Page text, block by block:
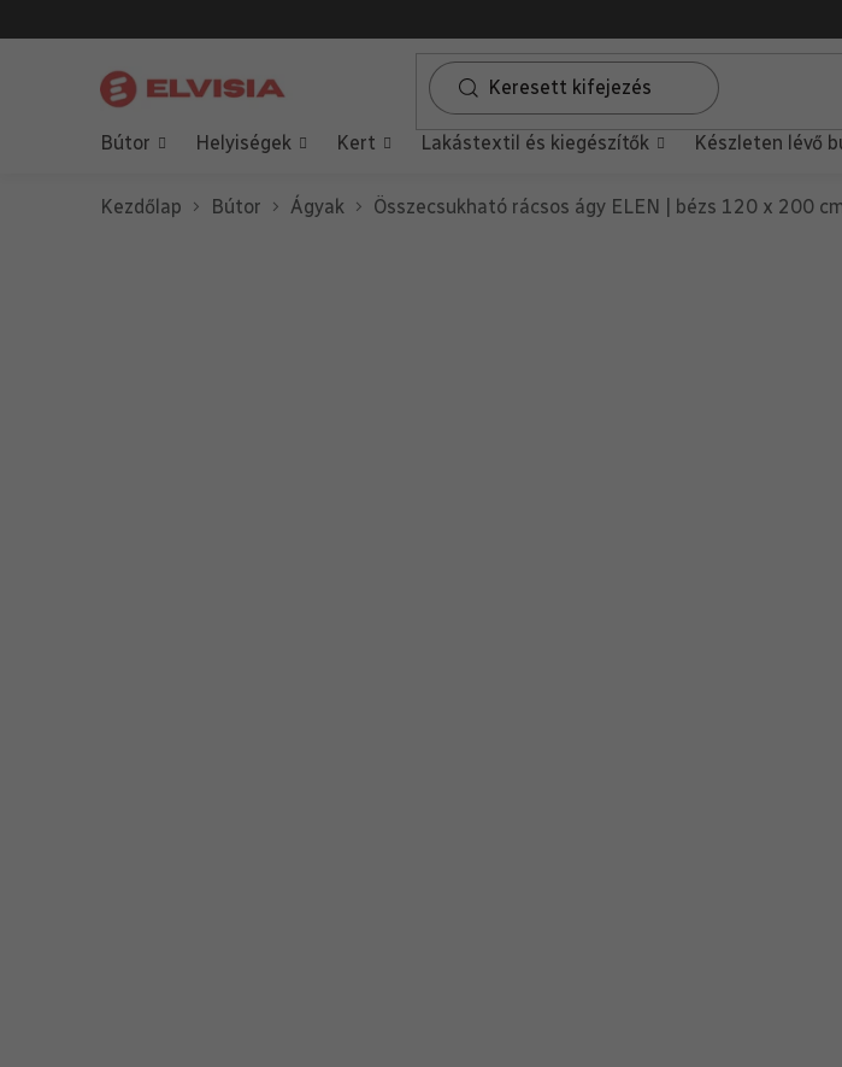
a
tartalomhoz
Bútor Helyiségek Kert Lakástextil és kiegészítők Készleten lévő
Kezdőlap Bútor Ágyak Összecsukható rácsos ágy ELEN | bézs 120 x 200